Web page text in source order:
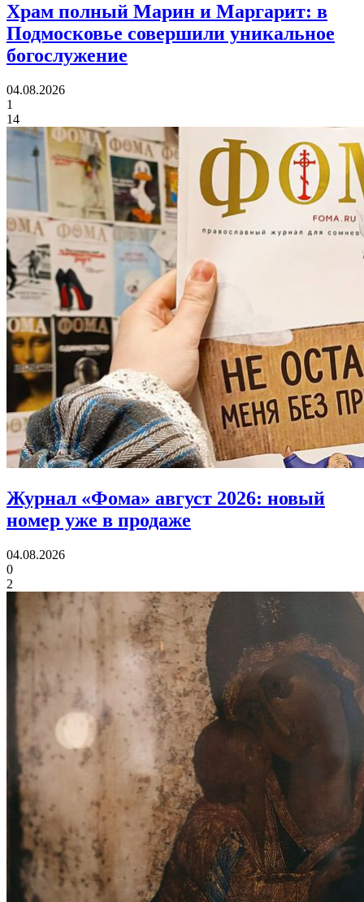
Храм полный Марин и Маргарит: в
Подмосковье совершили уникальное
богослужение
04.08.2026
1
14
Журнал «Фома» август 2026: новый
номер уже в продаже
04.08.2026
0
2